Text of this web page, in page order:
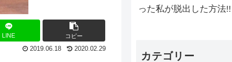
LINE
コピー
2020.02.29
2019.06.18
った私が脱出した方法!!
カテゴリー